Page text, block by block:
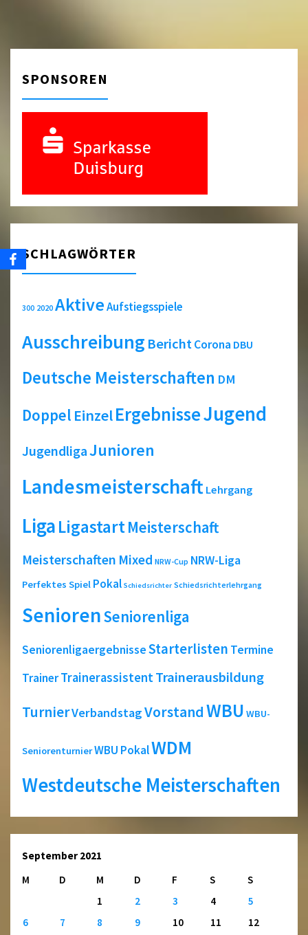
SPONSOREN
SCHLAGWÖRTER
300 2020 AktiveAufstiegsspiele
Ausschreibung BerichtCorona DBU
Deutsche Meisterschaften DM
Doppel EinzelErgebnisseJugend
JugendligaJunioren
Landesmeisterschaft Lehrgang
LigaLigastartMeisterschaft
Meisterschaften Mixed NRW-Cup NRW-Liga
Perfektes Spiel Pokal Schiedsrichter Schiedsrichterlehrgang
SeniorenSeniorenliga
SeniorenligaergebnisseStarterlisten Termine
TrainerTrainerassistentTrainerausbildung
TurnierVerbandstagVorstandWBU WBU-
SeniorenturnierWBU PokalWDM
Westdeutsche Meisterschaften
September 2021
M
D M D F S
S
1
2 3 4
5
6
7 8 9 10 11
12